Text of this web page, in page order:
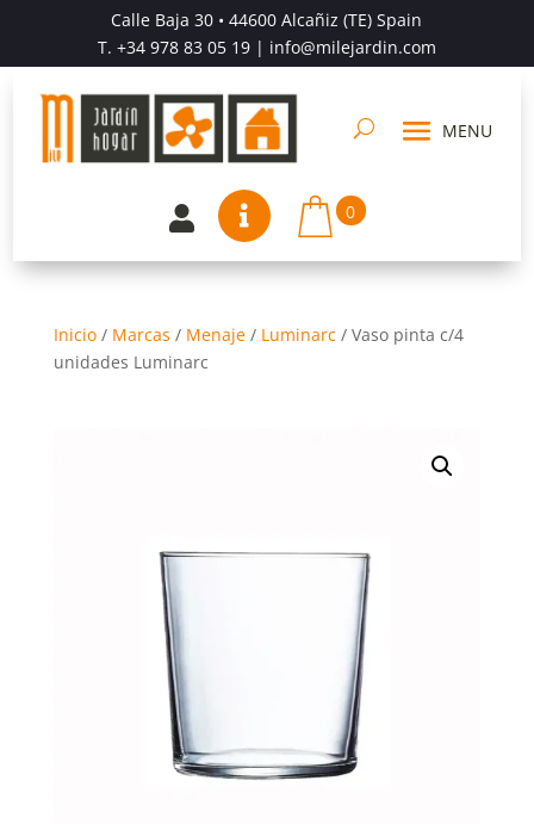
Calle Baja 30 • 44600 Alcañiz (TE) Spain
T. +34 978 83 05 19| info@milejardin.com
  0
Inicio/ Marcas / Menaje/ Luminarc/ Vaso pinta c/4
unidades Luminarc